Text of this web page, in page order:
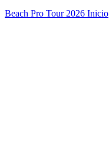
Beach Pro Tour 2026 Inicio